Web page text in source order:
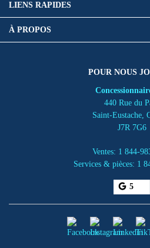
POUR NOUS
440 Rue du
Saint-Eustache,
J7R 7G6
Ventes: 1 844-
Services & pièces: 1
5
LIENS RAPIDES
À PROPOS